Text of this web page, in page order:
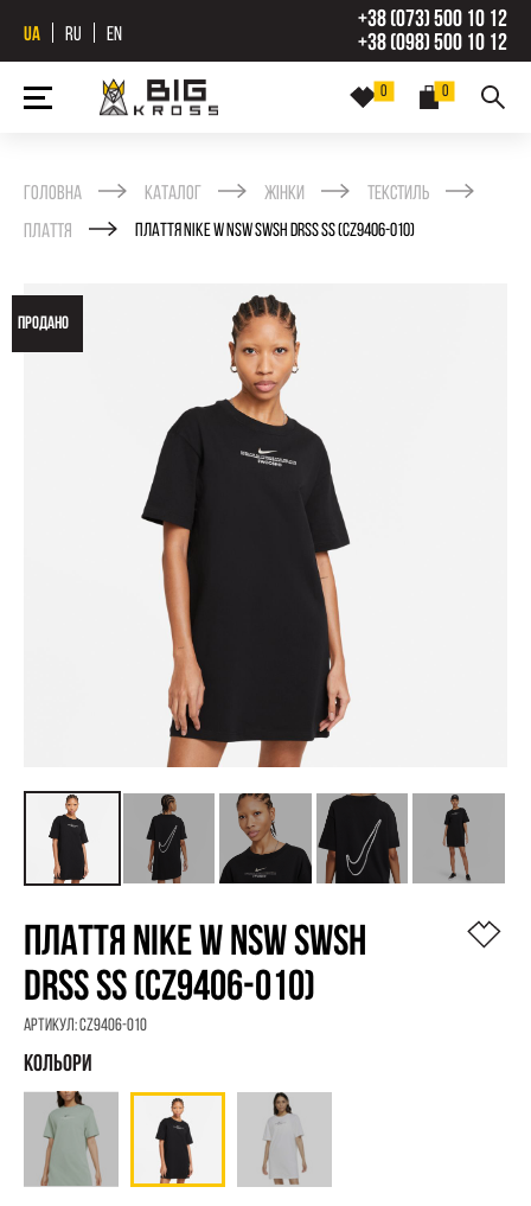
UA RU EN
+38 (073) 500 10 12
+38 (098) 500 10 12
0
0
Головна Каталог Жінки
Текстиль
Плаття
ПЛАТТЯ NIKE W NSW SWSH DRSS SS (CZ9406-010)
ПРОДАНО
ПЛАТТЯ NIKE W NSW SWSH
DRSS SS (CZ9406-010)
Артикул:CZ9406-010